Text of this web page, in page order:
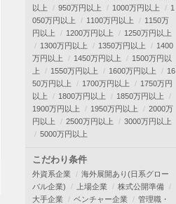
以上
950万円以上 1000万円以上
1
050万円以上
1100万円以上
1150万
円以上
1200万円以上
1250万円以上
1300万円以上
1350万円以上
1400
万円以上
1450万円以上
1500万円以
上
1550万円以上 1600万円以上
16
50万円以上
1700万円以上
1750万円
以上
1800万円以上
1850万円以上
1900万円以上
1950万円以上
2000万
円以上
2500万円以上
3000万円以上
5000万円以上
こだわり条件
外資系企業
海外展開あり(日系グロー
バル企業)
上場企業
株式公開準備
大手企業
ベンチャー企業
管理職・